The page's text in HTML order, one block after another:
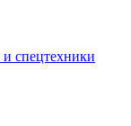
и спецтехники